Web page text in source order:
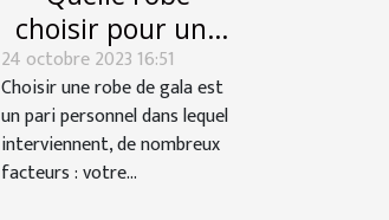
choisir pour une
soirée gala ?
24 octobre 2023 16:51
Choisir une robe de gala est
un pari personnel dans lequel
interviennent, de nombreux
facteurs : votre...